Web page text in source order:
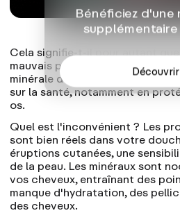
Cela signifie-t-il pour autant
mauvais pour la santé ? Pas du
minérale de l'eau dure peut avoir
sur la santé, notamment en
os.
Quel est l'inconvénient ? Les
sont bien réels dans votre
éruptions cutanées, une
de la peau. Les minéraux sont
vos cheveux, entraînant des
manque d'hydratation, des
des cheveux.
Bénéficiez d'une
supplémentaire
Découvrir